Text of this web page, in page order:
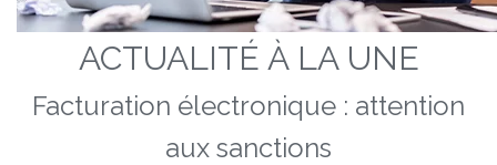
ACTUALITÉ À LA UNE
Facturation électronique : attention
aux sanctions